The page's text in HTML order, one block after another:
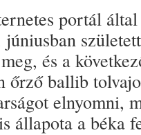
portál
és a
őrző ballib
elnyomni,
állapota a béka